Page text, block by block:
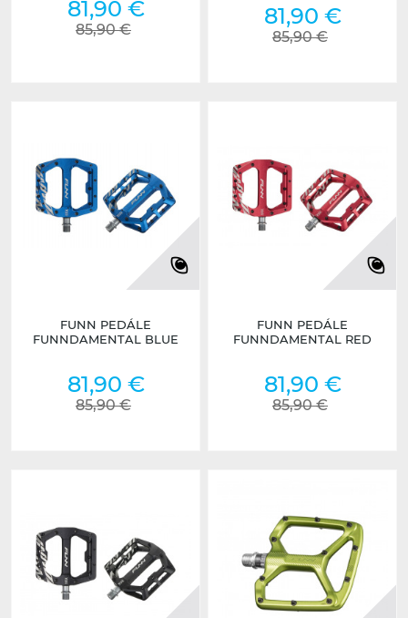
81,90 €
85,90 €
81,90 €
85,90 €
FUNN PEDÁLE
FUNNDAMENTAL BLUE
81,90 €
85,90 €
FUNN PEDÁLE
FUNNDAMENTAL RED
81,90 €
85,90 €